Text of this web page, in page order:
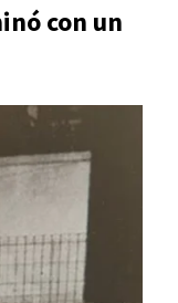
con un